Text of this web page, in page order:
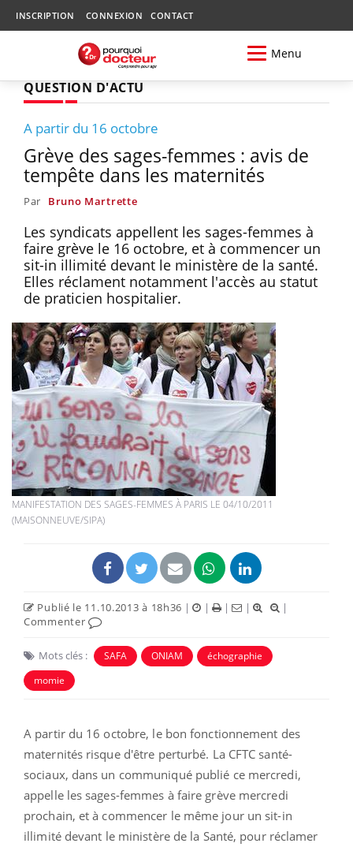
INSCRIPTION CONNEXION CONTACT
Menu
QUESTION D'ACTU
A partir du 16 octobre
Grève des sages-femmes : avis de
tempête dans les maternités
Par Bruno Martrette
Les syndicats appellent les sages-femmes à
faire grève le 16 octobre, et à commencer un
sit-in illimité devant le ministère de la santé.
Elles réclament notamment l'accès au statut
de praticien hospitalier.
MANIFESTATION DES SAGES-FEMMES À PARIS LE 04/10/2011
(MAISONNEUVE/SIPA)
Publié le 11.10.2013 à 18h36 | | | |
|
Commenter
Mots clés : SAFA ONIAM
échographie
momie
A partir du 16 octobre, le bon fonctionnement des
maternités risque d'être perturbé. La CFTC santé-
sociaux, dans un communiqué publié ce mercredi,
appelle les sages-femmes à faire grève mercredi
prochain, et à commencer le même jour un sit-in
illimité devant le ministère de la Santé, pour réclamer